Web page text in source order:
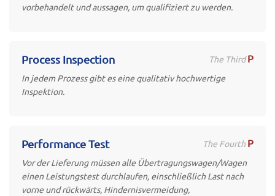
vorbehandelt und aussagen, um qualifiziert zu werden.
The Third P
Process Inspection
In jedem Prozess gibt es eine qualitativ hochwertige
Inspektion.
The Fourth P
Performance Test
Vor der Lieferung müssen alle Übertragungswagen/Wagen
einen Leistungstest durchlaufen, einschließlich Last nach
vorne und rückwärts, Hindernisvermeidung,